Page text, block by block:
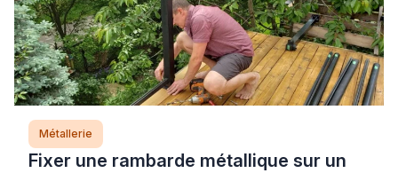
Métallerie
Fixer une rambarde métallique sur un